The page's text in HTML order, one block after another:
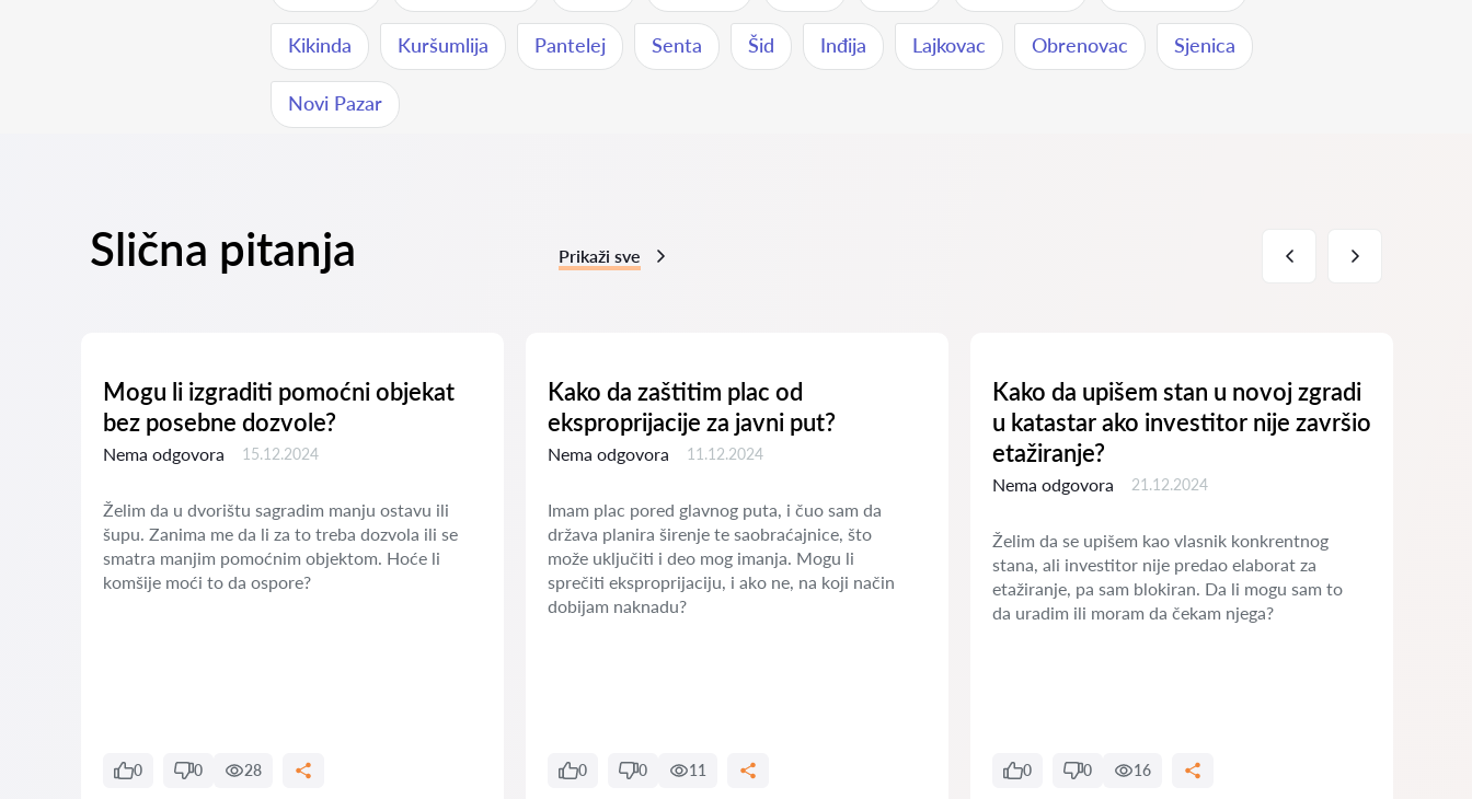
Kikinda Kuršumlija Pantelej Senta Šid Inđija Lajkovac Obrenovac Sjenica
Novi Pazar
Slična pitanja Prikaži sve
Mogu li izgraditi pomoćni objekat
bez posebne dozvole?
Nema odgovora 15.12.2024
Želim da u dvorištu sagradim manju ostavu ili
šupu. Zanima me da li za to treba dozvola ili se
smatra manjim pomoćnim objektom. Hoće li
komšije moći to da ospore?
0 0 28
Kako da zaštitim plac od
eksproprijacije za javni put?
Nema odgovora 11.12.2024
Imam plac pored glavnog puta, i čuo sam da
država planira širenje te saobraćajnice, što
može uključiti i deo mog imanja. Mogu li
sprečiti eksproprijaciju, i ako ne, na koji način
dobijam naknadu?
0 0 11
Kako da upišem stan u novoj zgradi
u katastar ako investitor nije završio
etažiranje?
Nema odgovora 21.12.2024
Želim da se upišem kao vlasnik konkrentnog
stana, ali investitor nije predao elaborat za
etažiranje, pa sam blokiran. Da li mogu sam to
da uradim ili moram da čekam njega?
0 0 16